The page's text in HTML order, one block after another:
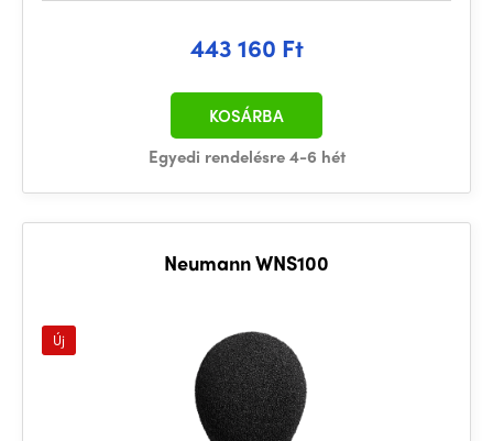
443 160 Ft
Egyedi rendelésre 4-6 hét
KOSÁRBA
Neumann WNS100
Új